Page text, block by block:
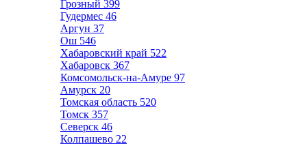
Грозный 399
Гудермес 46
Аргун 37
Ош 546
Хабаровский край 522
Хабаровск 367
Комсомольск-на-Амуре 97
Амурск 20
Томская область 520
Томск 357
Северск 46
Колпашево 22